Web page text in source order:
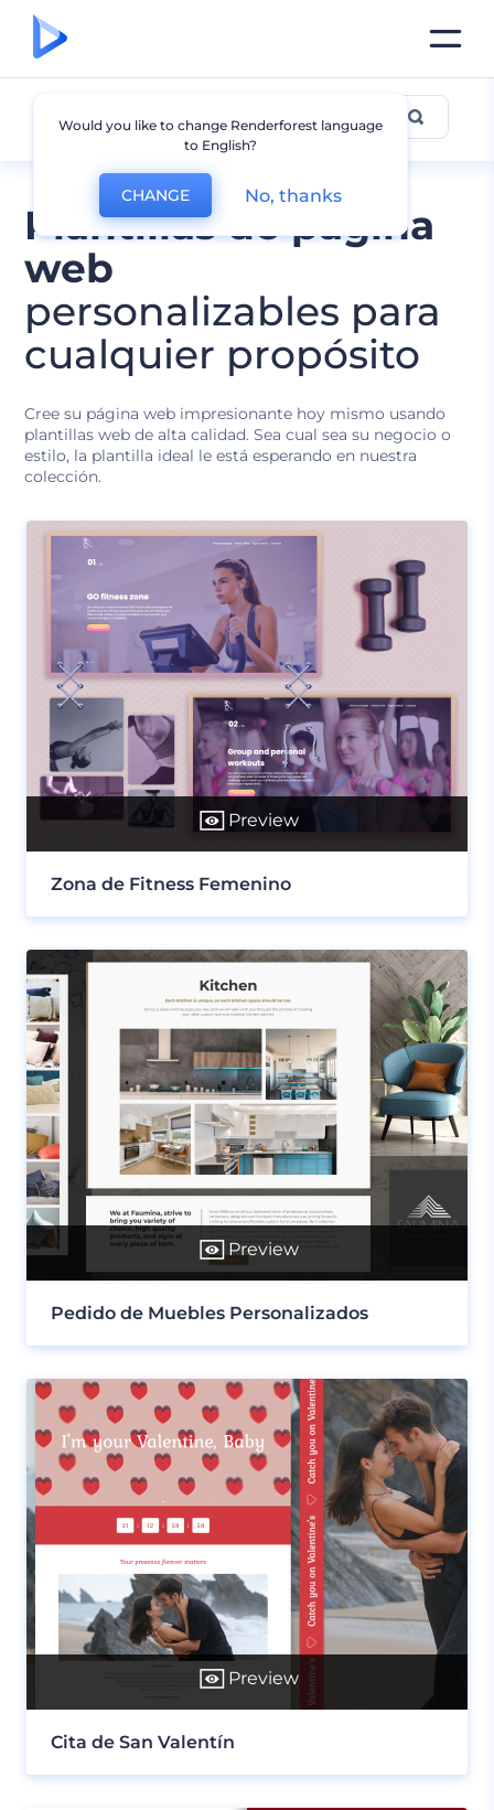
Plantillas de página
web
personalizables para
cualquier propósito
Cree su página web impresionante hoy mismo usando
plantillas web de alta calidad. Sea cual sea su negocio o
estilo, la plantilla ideal le está esperando en nuestra
colección.
Todas las Plantillas
Preview
Zona de Fitness Femenino
Preview
Pedido de Muebles Personalizados
Preview
Cita de San Valentín
Would you like to change Renderforest language
to English?
CHANGE No, thanks